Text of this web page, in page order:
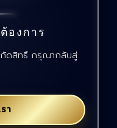
องการ
ดสิทธิ์ กรุณากลับสู่
า